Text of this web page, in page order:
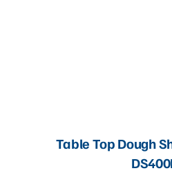
Table Top Dough